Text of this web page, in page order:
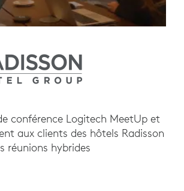
conférence Logitech MeetUp et
aux clients des hôtels Radisson
réunions hybrides